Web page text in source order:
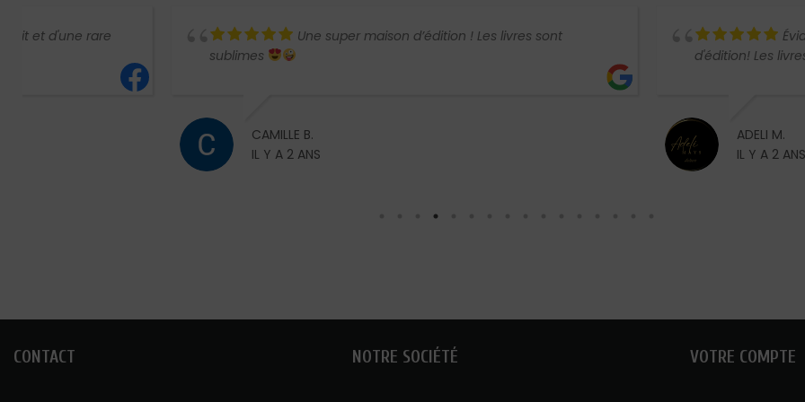
Une super maison d’édition ! Les livres sont
IL Y A 2 ANS
Évidemment que je
d'édition! Les livres proposés sont au
IL Y A 2 ANS
CONTACT NOTRE SOCIÉTÉ VOTRE COMPTE